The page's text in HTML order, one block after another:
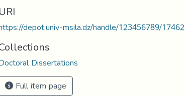
URI
depot.univ-msila.dz/handle/123456789/17462
Dissertations
Full item page